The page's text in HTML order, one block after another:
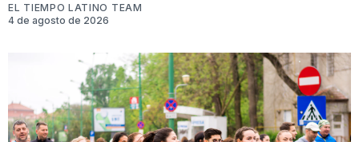
EL TIEMPO LATINO TEAM
4 de agosto de 2026